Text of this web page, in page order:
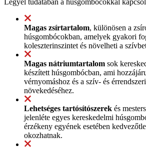
Magas zsírtartalom, különösen a
húsgombócokban, amelyek gyakori
koleszterinszintet és növelheti a
Magas nátriumtartalom sok
készített húsgombócban, ami
vérnyomáshoz és a szív- és
növekedéséhez.
Lehetséges tartósítószerek és
jelenléte egyes kereskedelmi
érzékeny egyének esetében
okozhatnak.